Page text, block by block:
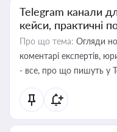
Telegram канали
кейси, практичні
Про що тема: Огляди
коментарі експертів,
- все, про що пишуть у